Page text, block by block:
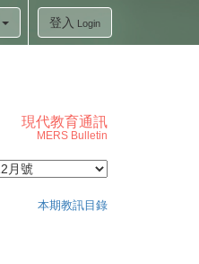
登入 Login
現代教育通訊
MERS Bulletin
本期教訊目錄